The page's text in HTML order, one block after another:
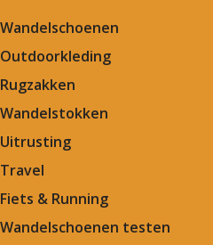
Wandelschoenen
Outdoorkleding
Rugzakken
Wandelstokken
Uitrusting
Travel
Fiets & Running
Wandelschoenen testen